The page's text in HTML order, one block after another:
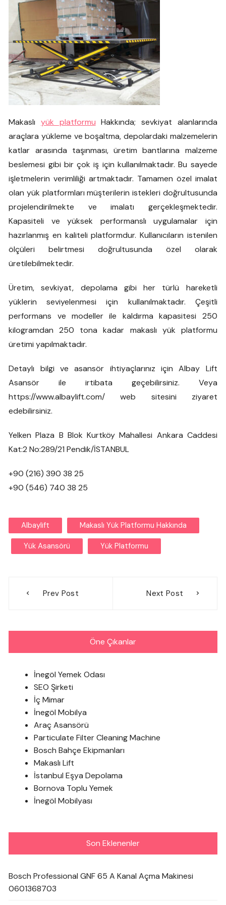
Makaslı yük platformu Hakkında; sevkiyat alanlarında
araçlara yükleme ve boşaltma, depolardaki malzemelerin
katlar arasında taşınması, üretim bantlarına malzeme
beslemesi gibi bir çok iş için kullanılmaktadır. Bu sayede
işletmelerin verimliliği artmaktadır. Tamamen özel imalat
olan yük platformları müşterilerin istekleri doğrultusunda
projelendirilmekte ve imalatı gerçekleşmektedir.
Kapasiteli ve yüksek performanslı uygulamalar için
hazırlanmış en kaliteli platformdur. Kullanıcıların istenilen
ölçüleri belirtmesi doğrultusunda özel olarak
üretilebilmektedir.
Üretim, sevkiyat, depolama gibi her türlü hareketli
yüklerin seviyelenmesi için kullanılmaktadır. Çeşitli
performans ve modeller ile kaldırma kapasitesi 250
kilogramdan 250 tona kadar makaslı yük platformu
üretimi yapılmaktadır.
Detaylı bilgi ve asansör ihtiyaçlarınız için Albay Lift
Asansör ile irtibata geçebilirsiniz. Veya
https://www.albaylift.com/ web sitesini ziyaret
edebilirsiniz.
Yelken Plaza B Blok Kurtköy Mahallesi Ankara Caddesi
Kat:2 No:289/21 Pendik/İSTANBUL
+90 (216) 390 38 25
+90 (546) 740 38 25
Albaylift Makaslı Yük Platformu Hakkında
Yük Asansörü Yük Platformu
gezinmesi
Prev Post Next Post
Öne Çıkanlar
İnegöl Yemek Odası
SEO Şirketi
İç Mimar
İnegöl Mobilya
Araç Asansörü
Particulate Filter Cleaning Machine
Bosch Bahçe Ekipmanları
Makaslı Lift
İstanbul Eşya Depolama
Bornova Toplu Yemek
İnegöl Mobilyası
Son Eklenenler
Bosch Professional GNF 65 A Kanal Açma Makinesi
0601368703